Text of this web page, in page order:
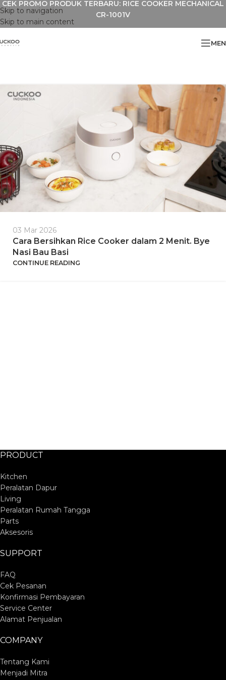
Skip to navigation
Skip to main content
CEK PROMO PRODUK TERBARU: RICE COOKER MECHANICAL
CR-1001V
03 Mar 2026
Cara Bersihkan Rice Cooker dalam 2 Menit. Bye
Nasi Bau Basi
CONTINUE READING
PRODUCT
Kitchen
Peralatan Dapur
Living
Peralatan Rumah Tangga
Parts
Aksesoris
SUPPORT
FAQ
Cek Pesanan
Konfirmasi Pembayaran
Service Center
Alamat Penjualan
COMPANY
Tentang Kami
Menjadi Mitra